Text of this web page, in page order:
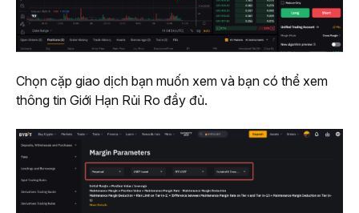
Chọn cặp giao dịch bạn muốn xem và bạn có thể xem
thông tin Giới Hạn Rủi Ro đầy đủ.